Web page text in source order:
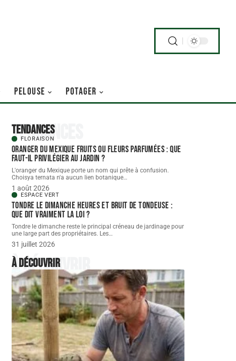
PELOUSE POTAGER
Tendances
Tendances
FLORAISON
Oranger du Mexique fruits ou fleurs parfumées : que
faut-il privilégier au jardin ?
L'oranger du Mexique porte un nom qui prête à confusion.
Choisya ternata n'a aucun lien botanique…
1 août 2026
ESPACE VERT
Tondre le dimanche heures et bruit de tondeuse :
que dit vraiment la loi ?
Tondre le dimanche reste le principal créneau de jardinage pour
une large part des propriétaires. Les…
31 juillet 2026
À découvrir
À découvrir